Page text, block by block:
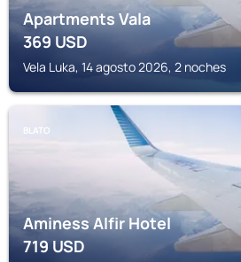
Apartments Vala
369USD
Vela Luka, 14 agosto 2026, 2 noches
BLATO
Aminess Alfir Hotel
719USD